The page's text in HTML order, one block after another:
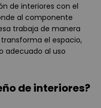
de interiores con el
al componente
trabaja de manera
el espacio,
adecuado al uso
de interiores?